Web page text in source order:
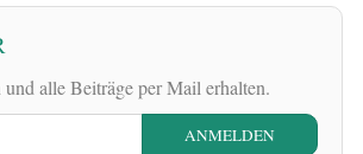
alle Beiträge per Mail erhalten.